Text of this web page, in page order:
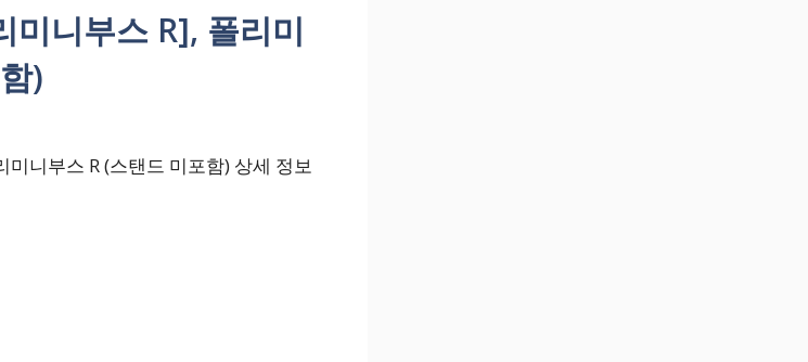
미니부스 R], 폴리미
)
니부스 R (스탠드 미포함) 상세 정보